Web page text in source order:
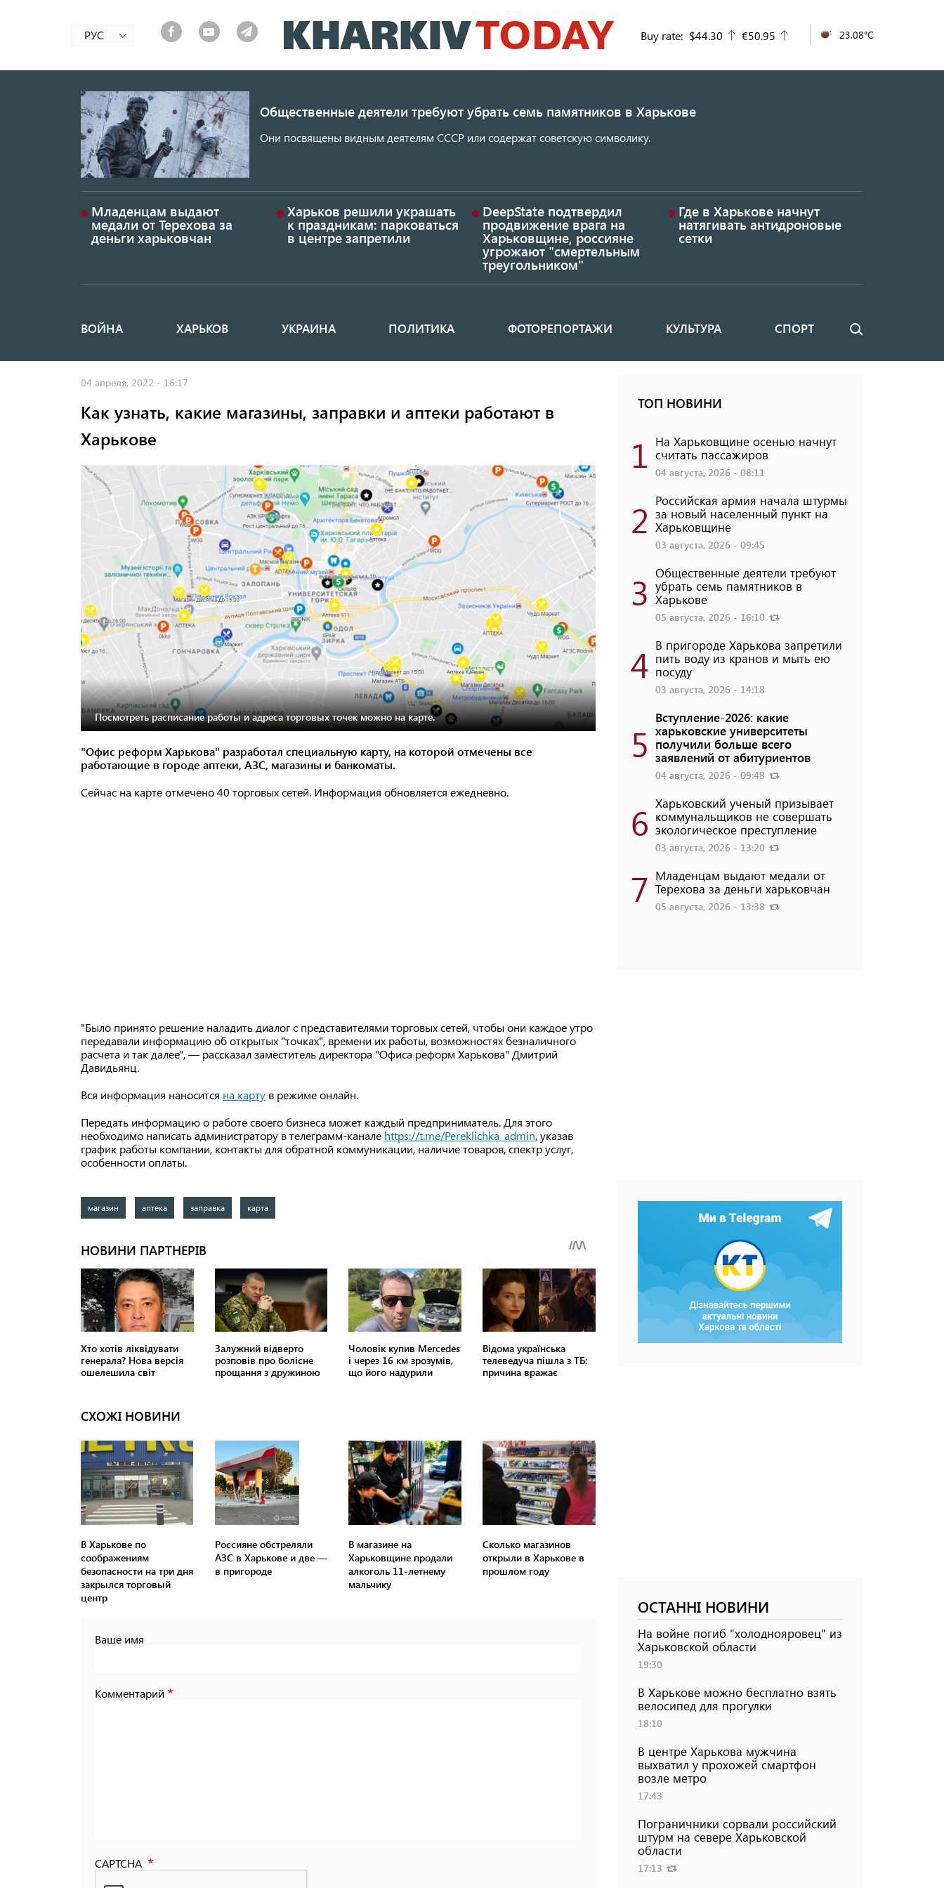
к
основному
РУС Buy rate: $44.30 up
€50.95 23.08°C
Общественные деятели требуют убрать семь памятников в Харькове
Они посвящены видным деятелям СССР или содержат советскую символику.
Младенцам выдают
медали от Терехова за
деньги харьковчан
Харьков решили украшать
к праздникам: парковаться
в центре запретили
DeepState подтвердил
продвижение врага на
Харьковщине, россияне
угрожают "смертельным
треугольником"
Где в Харькове начнут
натягивать антидроновые
сетки
Основная
ВОЙНА ХАРЬКОВ УКРАИНА ПОЛИТИКА ФОТОРЕПОРТАЖИ КУЛЬТУРА СПОРТ Поиск
04 апреля, 2022 - 16:17
Как узнать, какие магазины, заправки и аптеки работают в
Харькове
Фото: скрин
Посмотреть расписание работы и адреса торговых точек можно на карте.
"Офис реформ Харькова" разработал специальную карту, на которой отмечены все
работающие в городе аптеки, АЗС, магазины и банкоматы.
Сейчас на карте отмечено 40 торговых сетей. Информация обновляется ежедневно.
"Было принято решение наладить диалог с представителями торговых сетей, чтобы они каждое утро
передавали информацию об открытых "точках", времени их работы, возможностях безналичного
расчета и так далее", — рассказал заместитель директора "Офиса реформ Харькова" Дмитрий
Давидьянц.
Вся информация наносится на карту в режиме онлайн.
Передать информацию о работе своего бизнеса может каждый предприниматель. Для этого
необходимо написать администратору в телеграмм-канале https://t.me/Pereklichka_admin, указав
график работы компании, контакты для обратной коммуникации, наличие товаров, спектр услуг,
особенности оплаты.
магазин аптека заправка карта
СХОЖІ НОВИНИ
В Харькове по
соображениям
безопасности на три дня
закрылся торговый
центр
Россияне обстреляли
АЗС в Харькове и две —
в пригороде
В магазине на
Харьковщине продали
алкоголь 11-летнему
мальчику
Сколько магазинов
открыли в Харькове в
прошлом году
Ваше имя
Комментарий
CAPTCHA
ТОП НОВИНИ
1 На Харьковщине осенью начнут
считать пассажиров
04 августа, 2026 - 08:11
2 Российская армия начала штурмы
за новый населенный пункт на
Харьковщине
03 августа, 2026 - 09:45
3 Общественные деятели требуют
убрать семь памятников в
Харькове
05 августа, 2026 - 16:10
4 В пригороде Харькова запретили
пить воду из кранов и мыть ею
посуду
03 августа, 2026 - 14:18
5
Вступление-2026: какие
харьковские университеты
получили больше всего
заявлений от абитуриентов
04 августа, 2026 - 09:48
6 Харьковский ученый призывает
коммунальщиков не совершать
экологическое преступление
03 августа, 2026 - 13:20
7 Младенцам выдают медали от
Терехова за деньги харьковчан
05 августа, 2026 - 13:38
ОСТАННІ НОВИНИ
На войне погиб "холоднояровец" из
Харьковской области
19:30
В Харькове можно бесплатно взять
велосипед для прогулки
18:10
В центре Харькова мужчина
выхватил у прохожей смартфон
возле метро
17:43
Пограничники сорвали российский
штурм на севере Харьковской
области
17:13